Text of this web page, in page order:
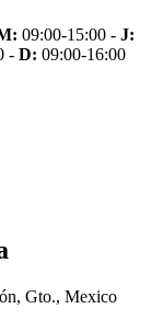
09:00-15:00 - J:
- D: 09:00-16:00
Gto., Mexico